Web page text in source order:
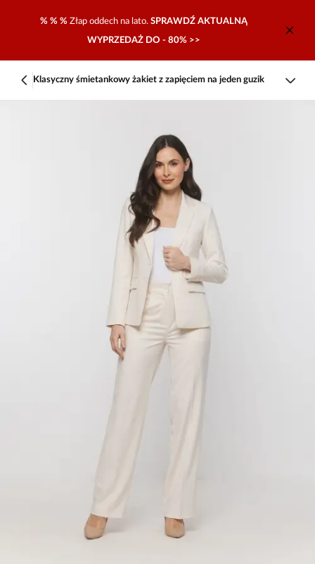
% % % Złap oddech na lato. SPRAWDŹ AKTUALNĄ
WYPRZEDAŻ DO - 80% >>
Klasyczny śmietankowy żakiet z zapięciem na jeden guzik